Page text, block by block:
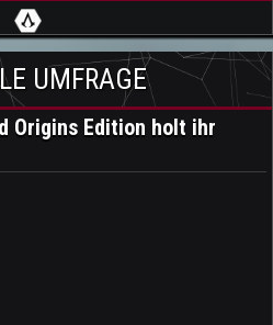
UMFRAGE
Origins Edition holt ihr